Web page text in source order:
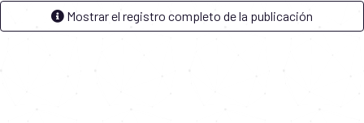
Mostrar el registro completo de la publicación